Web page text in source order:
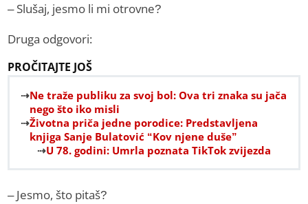
– Slušaj, jesmo li mi otrovne?
Druga odgovori:
PROČITAJTE JOŠ
Ne traže publiku za svoj bol: Ova tri znaka su jača
nego što iko misli
Životna priča jedne porodice: Predstavljena
knjiga Sanje Bulatović “Kov njene duše”
U 78. godini: Umrla poznata TikTok zvijezda
– Jesmo, što pitaš?